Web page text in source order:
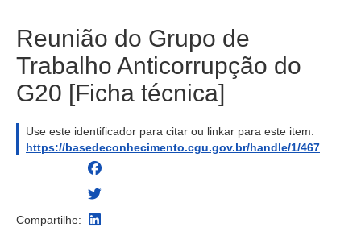
Reunião do Grupo de
Trabalho Anticorrupção do
G20 [Ficha técnica]
Use este identificador para citar ou linkar para este item:
https://basedeconhecimento.cgu.gov.br/handle/1/467
Compartilhe: